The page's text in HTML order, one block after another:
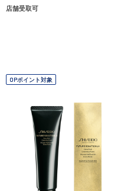
店舗受取可
OPポイント対象